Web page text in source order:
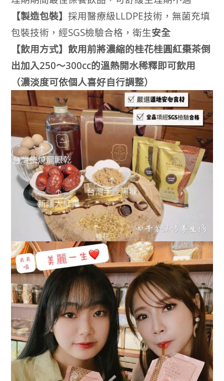
【製造包裝】採用醫療級LLDPE技術，無菌充填
包裝技術，經SGS檢驗合格，衛生安全
【飲用方式】飲用前將濃縮的桂花桂圓紅棗茶倒
出加入250～300cc的溫熱開水稀釋即可飲用
（濃淡度可依個人喜好自行調整）